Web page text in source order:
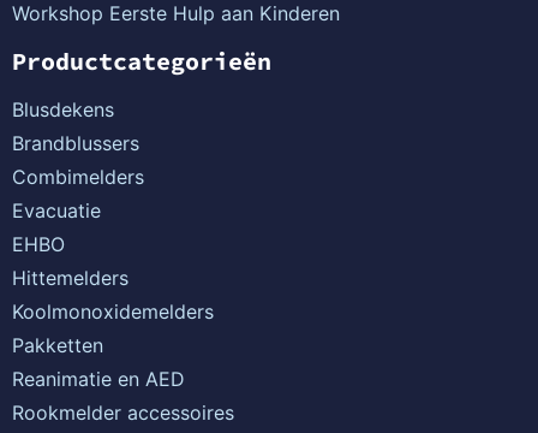
Workshop Eerste Hulp aan Kinderen
Productcategorieën
Blusdekens
Brandblussers
Combimelders
Evacuatie
EHBO
Hittemelders
Koolmonoxidemelders
Pakketten
Reanimatie en AED
Rookmelder accessoires